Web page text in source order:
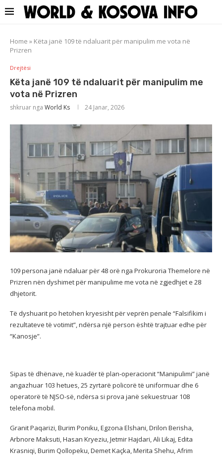
Home » Këta janë 109 të ndaluarit për manipulim me vota në
Prizren
Drejtësi
Këta janë 109 të ndaluarit për manipulim me
vota në Prizren
shkruar nga World Ks 24 Janar, 2026
109 persona janë ndaluar për 48 orë nga Prokuroria Themelore në
Prizren nën dyshimet për manipulime me vota në zgjedhjet e 28
dhjetorit.
Të dyshuarit po hetohen kryesisht për veprën penale “Falsifikim i
rezultateve të votimit”, ndërsa një person është trajtuar edhe për
“Kanosje”.
Sipas të dhënave, në kuadër të plan-operacionit “Manipulimi” janë
angazhuar 103 hetues, 25 zyrtarë policorë të uniformuar dhe 6
operatorë të NJSO-së, ndërsa si prova janë sekuestruar 108
telefona mobil.
Granit Paqarizi, Burim Poniku, Egzona Elshani, Drilon Berisha,
Arbnore Maksuti, Hasan Kryeziu, Jetmir Hajdari, Ali Likaj, Edita
Krasniqi, Burim Qollopeku, Demet Kaçka, Merita Shehu, Afrim